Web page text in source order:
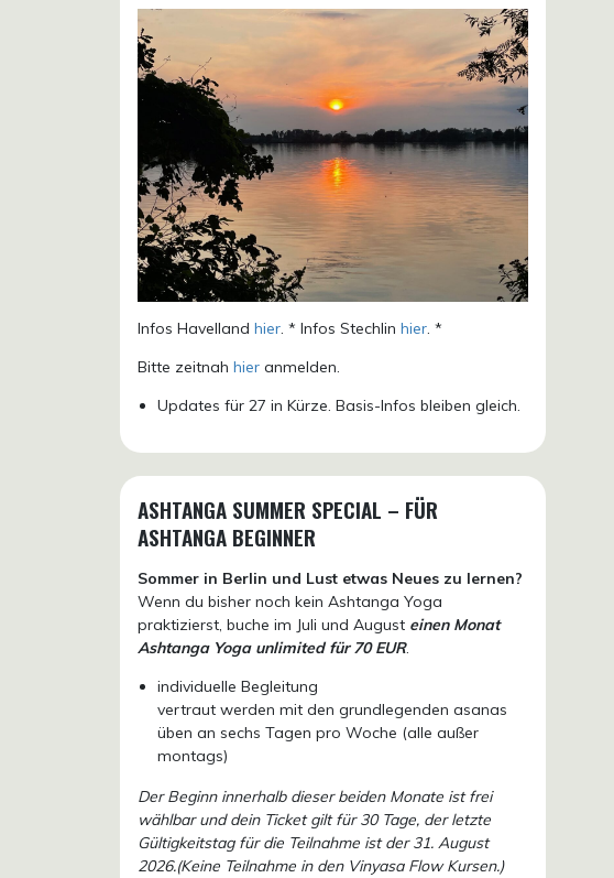
Infos Havellandhier. * Infos Stechlinhier. *
Bitte zeitnahhier anmelden.
Updates für 27 in Kürze. Basis-Infos bleiben gleich.
ASHTANGA SUMMER SPECIAL – FÜR
ASHTANGA BEGINNER
Sommer in Berlin und Lust etwas Neues zu lernen?
Wenn du bisher noch kein Ashtanga Yoga
praktizierst, buche im Juli und August einen Monat
Ashtanga Yoga unlimited für 70 EUR.
individuelle Begleitung
vertraut werden mit den grundlegenden asanas
üben an sechs Tagen pro Woche (alle außer
montags)
Der Beginn innerhalb dieser beiden Monate ist frei
wählbar und dein Ticket gilt für 30 Tage, der letzte
Gültigkeitstag für die Teilnahme ist der 31. August
2026.(Keine Teilnahme in den Vinyasa Flow Kursen.)